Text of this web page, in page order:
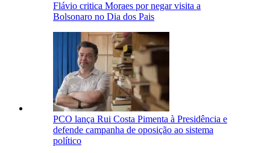
Flávio critica Moraes por negar visita a
Bolsonaro no Dia dos Pais
PCO lança Rui Costa Pimenta à Presidência e
defende campanha de oposição ao sistema
político